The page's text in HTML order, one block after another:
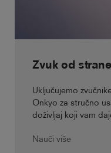
Zvuk od
Uključujemo
Onkyo za stručno
doživljaj koji vam
Nauči više